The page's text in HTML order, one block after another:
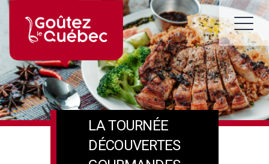
Skip
content
LA TOURNÉE
DÉCOUVERTES